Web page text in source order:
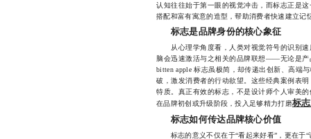
认知往往始于第一眼的视觉冲击，而标志正是
搭配和富有寓意的造型，帮助消费者快速建立记
标志是品牌身份的核心象征
从心理学角度看，人类对视觉符号的识别速
脑会迅速激活与之相关的品牌联想——无论是
bitten apple 标志虽极简，却传递出创新、高端
破，激发消费者的行动欲望。这些经典案例表
特质。真正有效的标志，不是设计师个人审美
在品牌初创或升级阶段，投入足够精力打磨标
标志如何传达品牌核心价值
标志的意义不仅在于“看起来好看”，更在于“